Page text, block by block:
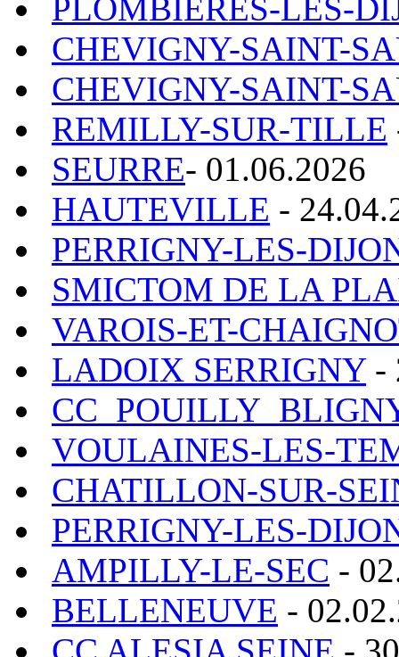
PLOMBIERES-LES-
CHEVIGNY-SAINT-
CHEVIGNY-SAINT-
REMILLY-SUR-TILLE
SEURRE- 01.06.2026
HAUTEVILLE -
PERRIGNY-LES-
SMICTOM DE LA
VAROIS-ET-
LADOIX SERRIGNY-
VOULAINES-LES-
CHATILLON-SUR-
PERRIGNY-LES-
AMPILLY-LE-SEC -
BELLENEUVE -